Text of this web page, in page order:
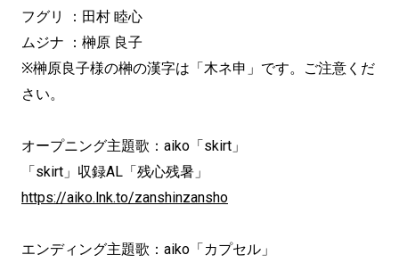
フグリ ：田村 睦心
ムジナ ：榊󠄀原 良子
※榊󠄀原良子様の榊󠄀の漢字は「木ネ申」です。ご注意くだ
さい。
オープニング主題歌：aiko「skirt」
「skirt」収録AL「残心残暑」
https://aiko.lnk.to/zanshinzansho
エンディング主題歌：aiko「カプセル」